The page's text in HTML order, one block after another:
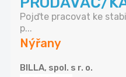
Pojďte pracovat ke
p...
Nýřany
BILLA, spol. s r. o.